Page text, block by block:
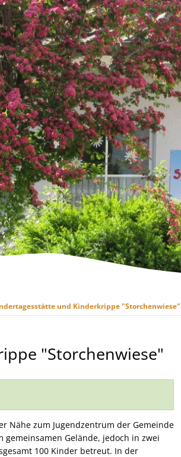
Tourismus Wirtschaft & Handel
und Kinderkrippe "Storchenwiese"
"Storchenwiese"
Nähe zum Jugendzentrum der Gemeinde
Gelände, jedoch in zwei
100 Kinder betreut. In der